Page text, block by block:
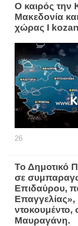
Ο καιρός την
Μακεδονία
χώρας Ι
26
Το Δημοτικό
σε
Επιδαύρου,
ντοκουμέντο,
Μαυραγάνη.